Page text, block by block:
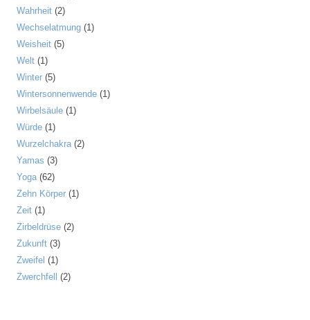
Wahrheit (2)
Wechselatmung (1)
Weisheit (5)
Welt (1)
Winter (5)
Wintersonnenwende (1)
Wirbelsäule (1)
Würde (1)
Wurzelchakra(2)
Yamas (3)
Yoga(62)
Zehn Körper (1)
Zeit (1)
Zirbeldrüse (2)
Zukunft (3)
Zweifel (1)
Zwerchfell
(2)